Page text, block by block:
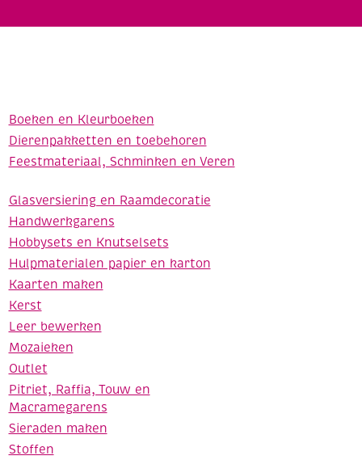
Boeken en Kleurboeken
Dierenpakketten en toebehoren
Feestmateriaal, Schminken en Veren
Glasversiering en Raamdecoratie
Handwerkgarens
Hobbysets en Knutselsets
Hulpmaterialen papier en karton
Kaarten maken
Kerst
Leer bewerken
Mozaieken
Outlet
Pitriet, Raffia, Touw en
Macramegarens
Sieraden maken
Stoffen